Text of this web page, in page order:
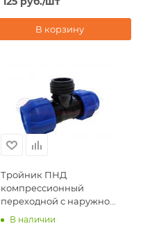
В корзину
Тройник ПНД
компрессионный
переходной с наружной
резьбой 25х3/4"х25 Valfex
В наличии